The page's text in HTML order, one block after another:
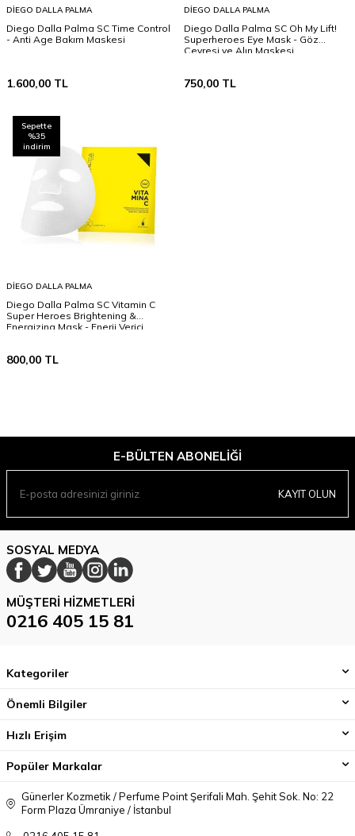
DIEGO DALLA PALMA
Diego Dalla Palma SC Time Control
- Anti Age Bakım Maskesi
1.600,00 TL
DIEGO DALLA PALMA
Diego Dalla Palma SC Oh My Lift!
Superheroes Eye Mask - Göz
Çevresi ve Alın Maskesi
750,00 TL
Sepette
%35
indirim
DIEGO DALLA PALMA
Diego Dalla Palma SC Vitamin C
Super Heroes Brightening &
Energizing Mask - Enerji Verici
800,00 TL
E-BÜLTEN ABONELIĞI
KAYIT OLUN
SOSYAL MEDYA
MÜŞTERI HIZMETLERI
0216 405 15 81
Kategoriler
Önemli Bilgiler
Hızlı Erişim
Popüler Markalar
Günerler Kozmetik / Perfume Point Şerifali Mah. Şehit Sok. No: 22
Form Plaza Ümraniye / İstanbul